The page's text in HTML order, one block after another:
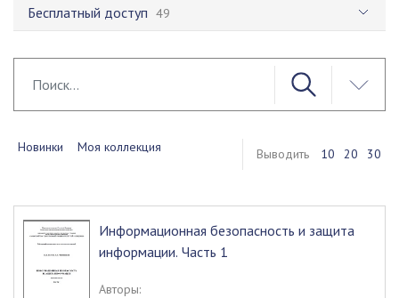
Бесплатный доступ 49
Новинки Моя коллекция Выводить 10 20 30
Информационная безопасность и защита
информации. Часть 1
Авторы: